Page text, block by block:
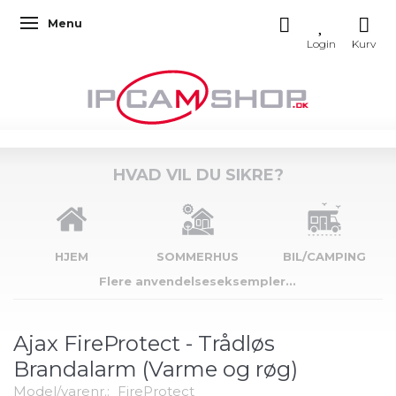
Skifte navigation
Menu
HVAD VIL DU SIKRE?
HJEM SOMMERHUS
BIL/CAMPING
Flere anvendelseseksempler...
Ajax FireProtect - Trådløs
Brandalarm (Varme og røg)
Model/varenr.: FireProtect